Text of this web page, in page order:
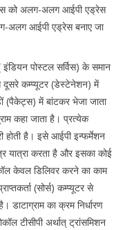
को अलग-अलग आईपी एड्रेस
अलग आईपी एड्रेस बनाए जा
इंडियन पोस्टल सर्विस) के समान
दूसरे कम्प्यूटर (डेस्टेनेशन) में
(पैकेट्स) में बांटकर भेजा जाता
कहा जाता है। प्रत्येक
होती है। इसे आईपी इन्फर्मेशन
यात्रा करता है और इसका कोई
केवल डिलिवर करने का काम
(सोर्स) कम्प्यूटर से
का क्रम निर्धारण
टीसीपी अर्थात् ट्रांसमिशन